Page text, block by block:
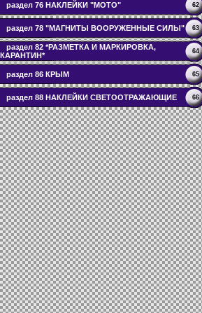
раздел 76 НАКЛЕЙКИ "МОТО" 62
раздел 78 "МАГНИТЫ ВООРУЖЕННЫЕ СИЛЫ" 63
раздел 82 *РАЗМЕТКА И МАРКИРОВКА,
КАРАНТИН*
64
раздел 86 КРЫМ 65
раздел 88 НАКЛЕЙКИ СВЕТООТРАЖАЮЩИЕ 66